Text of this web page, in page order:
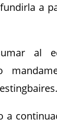
a
al
a